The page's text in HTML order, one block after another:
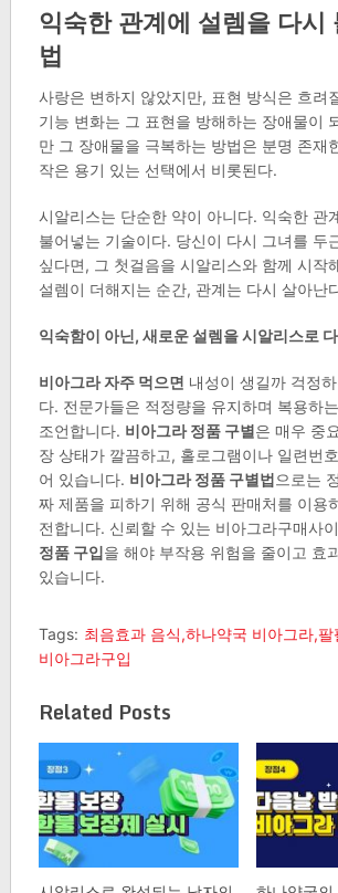
익숙한 관계에 설렘을 다시
법
사랑은 변하지 않았지만, 표현 방식은 흐려
기능 변화는 그 표현을 방해하는 장애물이
만 그 장애물을 극복하는 방법은 분명 존재
작은 용기 있는 선택에서 비롯된다.
시알리스는 단순한 약이 아니다. 익숙한 관
불어넣는 기술이다. 당신이 다시 그녀를 두
싶다면, 그 첫걸음을 시알리스와 함께 시작
설렘이 더해지는 순간, 관계는 다시 살아난
익숙함이 아닌, 새로운 설렘을 시알리스로
비아그라 자주 먹으면 내성이 생길까 걱정
다. 전문가들은 적정량을 유지하며 복용하
조언합니다. 비아그라 정품 구별은 매우 중
장 상태가 깔끔하고, 홀로그램이나 일련번
어 있습니다. 비아그라 정품 구별법으로는
짜 제품을 피하기 위해 공식 판매처를 이용
전합니다. 신뢰할 수 있는 비아그라구매사
정품 구입을 해야 부작용 위험을 줄이고 효
있습니다.
Tags: 최음효과 음식,하나약국 비아그라,
비아그라구입
Related Posts